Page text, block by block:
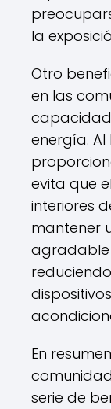
la
Otro
en las
energía.
evita que
interiores
mantener
agradable
En
serie de